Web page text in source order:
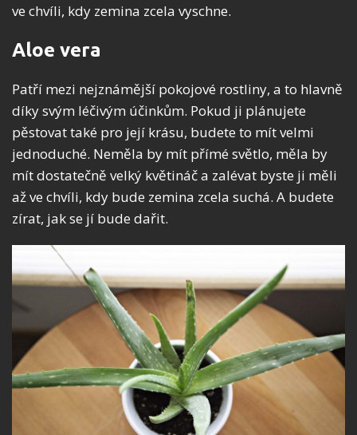
ve chvíli, kdy zemina zcela vyschne.
Aloe vera
Patří mezi nejznámější pokojové rostliny, a to hlavně
díky svým léčivým účinkům. Pokud ji plánujete
pěstovat také pro její krásu, budete to mít velmi
jednoduché. Neměla by mít přímé světlo, měla by
mít dostatečně velký květináč a zalévat byste ji měli
až ve chvíli, kdy bude zemina zcela suchá. A budete
zírat, jak se jí bude dařit.